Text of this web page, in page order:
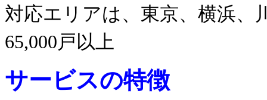
対応エリアは、東京、横浜、
65,000戸以上
サービスの特徴